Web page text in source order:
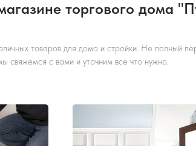
торгового дома
товаров для дома и стройки. Не полный
свяжемся с вами и уточним все что нужно.